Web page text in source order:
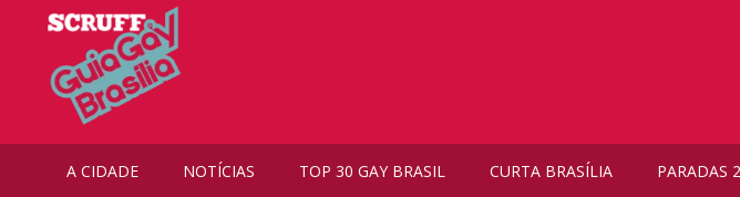
A CIDADE NOTÍCIAS TOP 30 GAY BRASIL CURTA BRASÍLIA PARADAS